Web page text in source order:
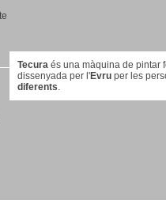
Tecura és una màquina de pintar
dissenyada per l'Evru per les
diferents.